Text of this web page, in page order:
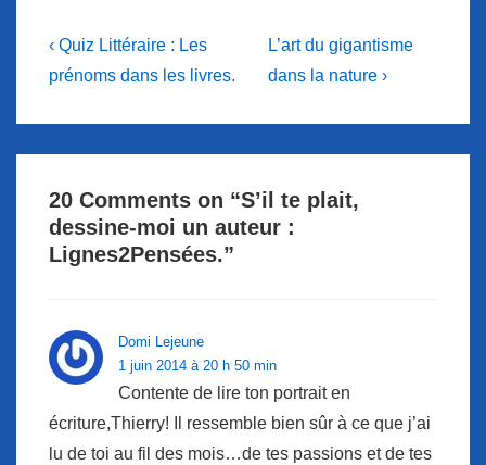
Navigation
de
l’article
Previous
Post
‹ Quiz Littéraire : Les
prénoms dans les livres.
Next
Post
L’art du gigantisme
dans la nature ›
20 Comments on “S’il te plait,
dessine-moi un auteur :
Lignes2Pensées.”
Domi Lejeune
1 juin 2014 à 20 h 50 min
Contente de lire ton portrait en
écriture,Thierry! Il ressemble bien sûr à ce que j’ai
lu de toi au fil des mois…de tes passions et de tes